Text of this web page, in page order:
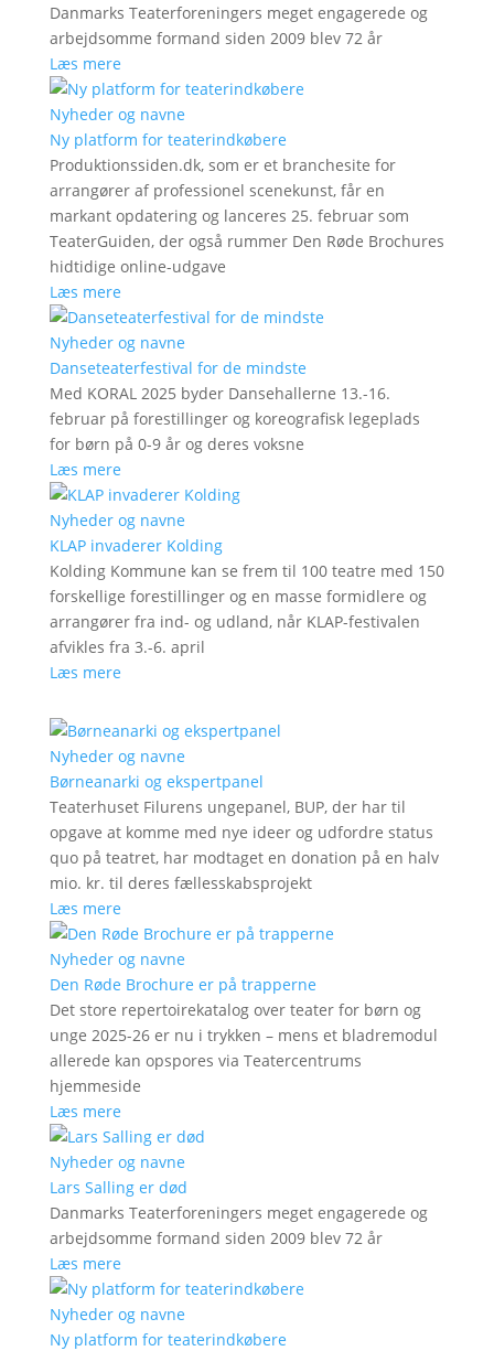
Danmarks Teaterforeningers meget engagerede og
arbejdsomme formand siden 2009 blev 72 år
Læs mere
Nyheder og navne
Ny platform for teaterindkøbere
Produktionssiden.dk, som er et branchesite for
arrangører af professionel scenekunst, får en
markant opdatering og lanceres 25. februar som
TeaterGuiden, der også rummer Den Røde Brochures
hidtidige online-udgave
Læs mere
Nyheder og navne
Danseteaterfestival for de mindste
Med KORAL 2025 byder Dansehallerne 13.-16.
februar på forestillinger og koreografisk legeplads
for børn på 0-9 år og deres voksne
Læs mere
Nyheder og navne
KLAP invaderer Kolding
Kolding Kommune kan se frem til 100 teatre med 150
forskellige forestillinger og en masse formidlere og
arrangører fra ind- og udland, når KLAP-festivalen
afvikles fra 3.-6. april
Læs mere
Nyheder og navne
Børneanarki og ekspertpanel
Teaterhuset Filurens ungepanel, BUP, der har til
opgave at komme med nye ideer og udfordre status
quo på teatret, har modtaget en donation på en halv
mio. kr. til deres fællesskabsprojekt
Læs mere
Nyheder og navne
Den Røde Brochure er på trapperne
Det store repertoirekatalog over teater for børn og
unge 2025-26 er nu i trykken – mens et bladremodul
allerede kan opspores via Teatercentrums
hjemmeside
Læs mere
Nyheder og navne
Lars Salling er død
Danmarks Teaterforeningers meget engagerede og
arbejdsomme formand siden 2009 blev 72 år
Læs mere
Nyheder og navne
Ny platform for teaterindkøbere